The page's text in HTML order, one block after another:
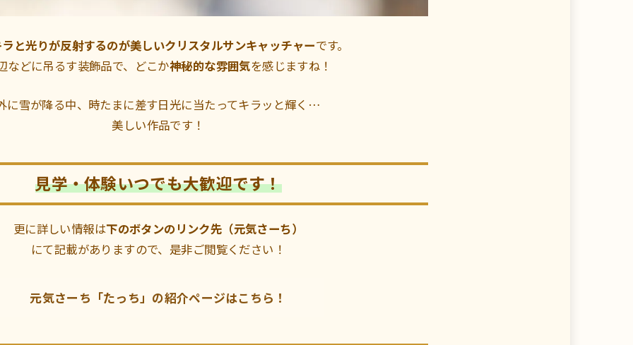
と光りが反射するのが美しいクリスタルサンキャッチャーです。
などに吊るす装飾品で、どこか神秘的な雰囲気を感じますね！
に雪が降る中、時たまに差す日光に当たってキラッと輝く…
美しい作品です！
見学・体験いつでも大歓迎です！
更に詳しい情報は下のボタンのリンク先（元気さーち）
にて記載がありますので、是非ご閲覧ください！
元気さーち「たっち」の紹介ページはこちら！